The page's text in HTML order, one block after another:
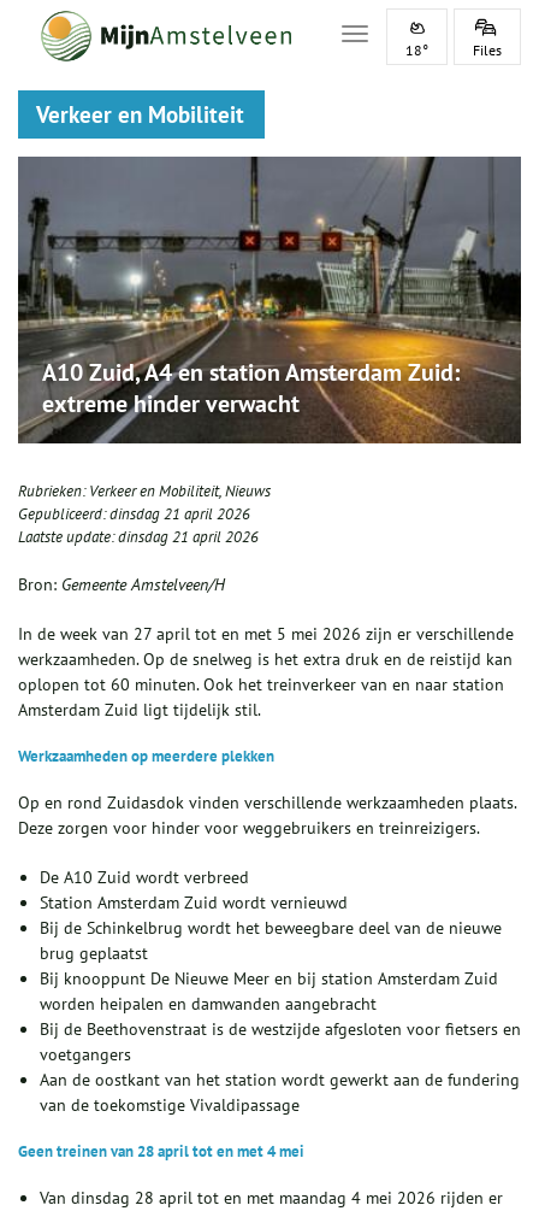
Toggle navigation
18° Files
Verkeer en Mobiliteit
A10 Zuid, A4 en station Amsterdam Zuid:
extreme hinder verwacht
Rubrieken:Verkeer en Mobiliteit,Nieuws
Gepubliceerd:dinsdag 21 april 2026
Laatste update:dinsdag 21 april 2026
Bron: Gemeente Amstelveen/H
In de week van 27 april tot en met 5 mei 2026 zijn er verschillende
werkzaamheden. Op de snelweg is het extra druk en de reistijd kan
oplopen tot 60 minuten. Ook het treinverkeer van en naar station
Amsterdam Zuid ligt tijdelijk stil.
Werkzaamheden op meerdere plekken
Op en rond Zuidasdok vinden verschillende werkzaamheden plaats.
Deze zorgen voor hinder voor weggebruikers en treinreizigers.
De A10 Zuid wordt verbreed
Station Amsterdam Zuid wordt vernieuwd
Bij de Schinkelbrug wordt het beweegbare deel van de nieuwe
brug geplaatst
Bij knooppunt De Nieuwe Meer en bij station Amsterdam Zuid
worden heipalen en damwanden aangebracht
Bij de Beethovenstraat is de westzijde afgesloten voor fietsers en
voetgangers
Aan de oostkant van het station wordt gewerkt aan de fundering
van de toekomstige Vivaldipassage
Geen treinen van 28 april tot en met 4 mei
Van dinsdag 28 april tot en met maandag 4 mei 2026 rijden er